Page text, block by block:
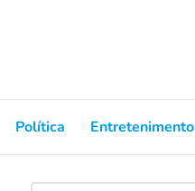
Política Entretenimento